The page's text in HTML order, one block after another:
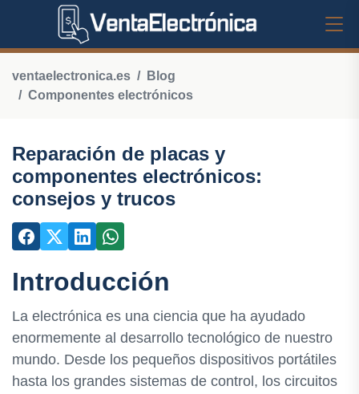
ventaelectronica.es
Blog
Componentes electrónicos
Reparación de placas y
componentes electrónicos:
consejos y trucos
Introducción
La electrónica es una ciencia que ha ayudado
enormemente al desarrollo tecnológico de nuestro
mundo. Desde los pequeños dispositivos portátiles
hasta los grandes sistemas de control, los circuitos